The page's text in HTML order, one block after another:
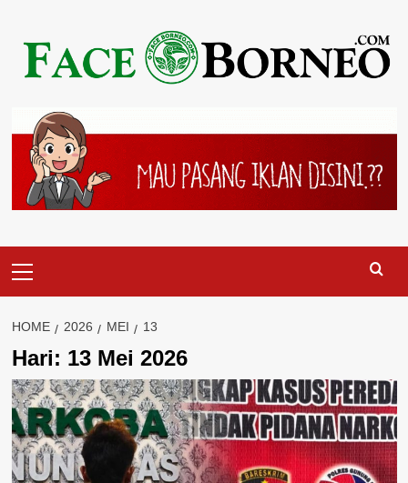
content
Menu
HOME 2026 MEI 13
Hari: 13 Mei 2026